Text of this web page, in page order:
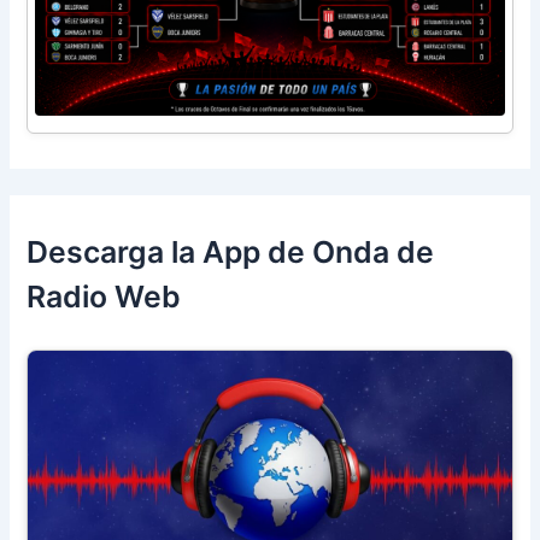
Descarga la App de Onda de
Radio Web